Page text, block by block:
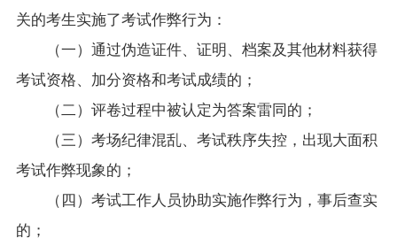
关的考生实施了考试作弊行为：
（一）通过伪造证件、证明、档案及其他材料获得
考试资格、加分资格和考试成绩的；
（二）评卷过程中被认定为答案雷同的；
（三）考场纪律混乱、考试秩序失控，出现大面积
考试作弊现象的；
（四）考试工作人员协助实施作弊行为，事后查实
的；